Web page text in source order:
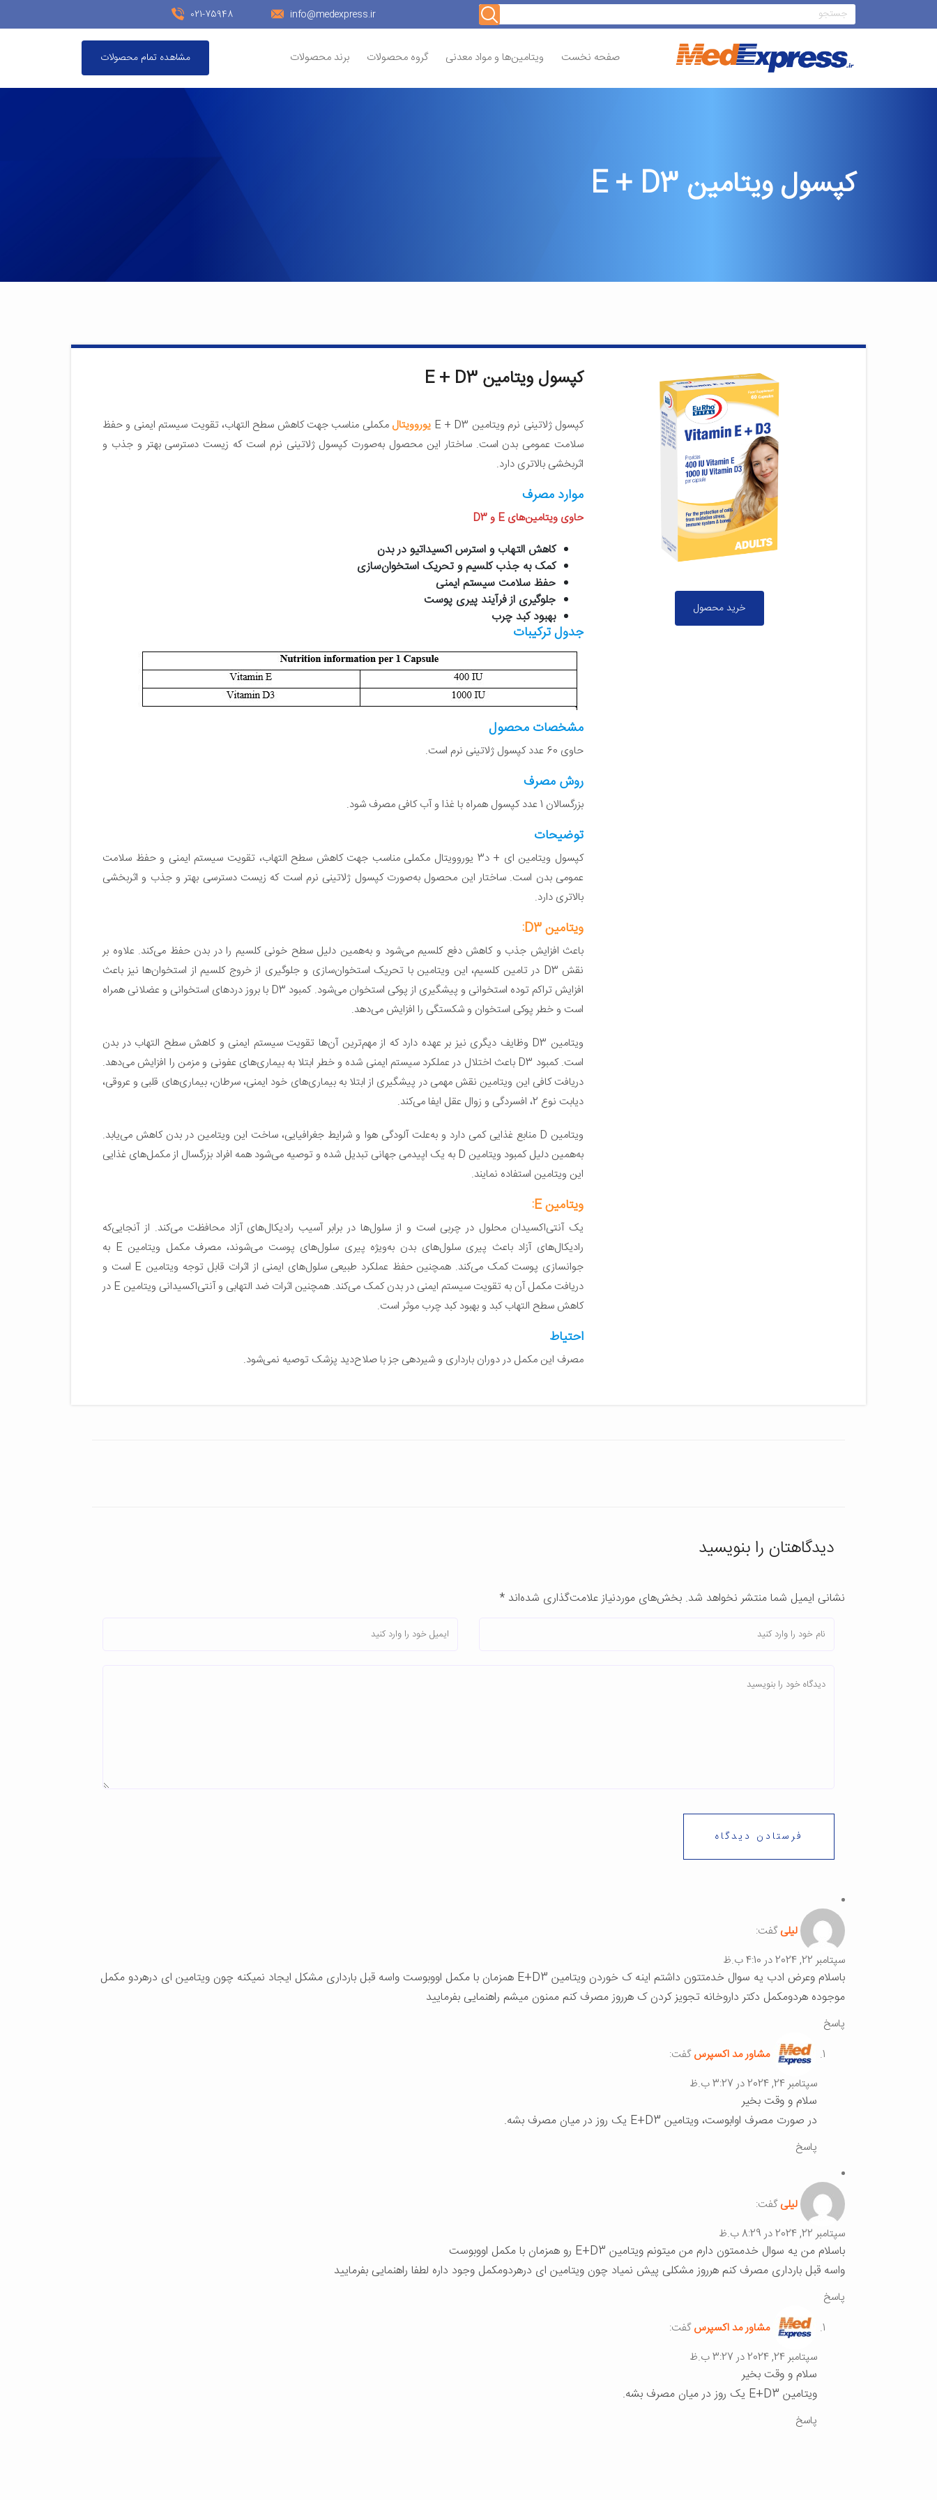
info@medexpress.ir
021-75948
صفحه نخست ویتامین‌ها و مواد معدنی گروه محصولات برند محصولات مشاهده تمام محصولات
کپسول ویتامین E + D3
خرید محصول
کپسول ویتامین E + D3
کپسول ژلاتینی نرم ویتامین E + D3 یوروویتال مکملی مناسب جهت کاهش سطح التهاب، تقویت سیستم ایمنی و حفظ
سلامت عمومی بدن است. ساختار این محصول به‌صورت کپسول ژلاتینی نرم است که زیست دسترسی بهتر و جذب و
اثربخشی بالاتری دارد.
موارد مصرف
حاوی ویتامین‌های E و D3
کاهش التهاب و استرس اکسیداتیو در بدن
کمک به جذب کلسیم و تحریک استخوان‌سازی
حفظ سلامت سیستم ایمنی
جلوگیری از فرآیند پیری پوست
بهبود کبد چرب
جدول ترکیبات
مشخصات محصول
حاوی 60 عدد کپسول ژلاتینی نرم است.
روش مصرف
بزرگسالان 1 عدد کپسول همراه با غذا و آب کافی مصرف شود.
توضیحات
کپسول ویتامین ای + د3 یوروویتال مکملی مناسب جهت کاهش سطح التهاب، تقویت سیستم ایمنی و حفظ سلامت
عمومی بدن است. ساختار این محصول به‌صورت کپسول ژلاتینی نرم است که زیست دسترسی بهتر و جذب و اثربخشی
بالاتری دارد.
ویتامین D3:
باعث افزایش جذب و کاهش دفع کلسیم می‌شود و به‌همین دلیل سطح خونی کلسیم را در بدن حفظ می‌کند. علاوه بر
نقش D3 در تامین کلسیم، این ویتامین با تحریک استخوان‌سازی و جلوگیری از خروج کلسیم از استخوان‌ها نیز باعث
افزایش تراکم توده استخوانی و پیشگیری از پوکی استخوان می‌شود. کمبود D3 با بروز دردهای استخوانی و عضلانی همراه
است و خطر پوکی استخوان و شکستگی را افزایش می‌دهد.
ویتامین D3 وظایف دیگری نیز بر عهده دارد که از مهم‌ترین آن‌ها تقویت سیستم ایمنی و کاهش سطح التهاب در بدن
است. کمبود D3 باعث اختلال در عملکرد سیستم ایمنی شده و خطر ابتلا به بیماری‌های عفونی و مزمن را افزایش می‌دهد.
دریافت کافی این ویتامین نقش مهمی در پیشگیری از ابتلا به بیماری‌های خود ایمنی، سرطان، بیماری‌های قلبی و عروقی،
دیابت نوع 2، افسردگی و زوال عقل ایفا می‌کند.
ویتامین D منابع غذایی کمی دارد و به‌علت آلودگی هوا و شرایط جغرافیایی، ساخت این ویتامین در بدن کاهش می‌یابد.
به‌همین دلیل کمبود ویتامین D به یک اپیدمی جهانی تبدیل شده و توصیه می‌شود همه افراد بزرگسال از مکمل‌های غذایی
این ویتامین استفاده نمایند.
ویتامین E:
یک آنتی‌اکسیدان محلول در چربی است و از سلول‌ها در برابر آسیب‌ رادیکال‌‌های آزاد محافظت می‌کند. از آنجایی‌که
رادیکال‌های آزاد باعث پیری سلول‌های بدن به‌ویژه پیری سلول‌های پوست می‌شوند، مصرف مکمل ویتامین E به
جوانسازی پوست کمک می‌کند. همچنین حفظ عملکرد طبیعی سلول‌های ایمنی از اثرات قابل توجه ویتامین E است و
دریافت مکمل آن به تقویت سیستم ایمنی در بدن کمک می‌کند. همچنین اثرات ضد التهابی و آنتی‌اکسیدانی ویتامین E در
کاهش سطح التهاب کبد و بهبود کبد چرب موثر است.
احتیاط
مصرف این مکمل در دوران بارداری و شیردهی جز با صلاح‌دید پزشک توصیه نمی‌شود.
دیدگاهتان را بنویسید
نشانی ایمیل شما منتشر نخواهد شد. بخش‌های موردنیاز علامت‌گذاری شده‌اند *
لیلی گفت:
سپتامبر 22, 2024 در 4:10 ب.ظ
باسلام وعرض ادب یه سوال خدمتتون داشتم اینه ک خوردن ویتامین E+D3 همزمان با مکمل اووبوست واسه قبل بارداری مشکل ایجاد نمیکنه چون ویتامین ای درهردو مکمل
موجوده هردومکمل دکتر داروخانه تجویز کردن ک هرروز مصرف کنم ممنون میشم راهنمایی بفرمایید
پاسخ
مشاور مد اکسپرس گفت:
سپتامبر 24, 2024 در 3:27 ب.ظ
سلام و وقت بخیر
در صورت مصرف اوابوست، ویتامین E+D3 یک روز در میان مصرف بشه.
پاسخ
لیلی گفت:
سپتامبر 22, 2024 در 8:29 ب.ظ
باسلام من یه سوال خدممتون دارم من میتونم ویتامین E+D3 رو همزمان با مکمل اووبوست
واسه قبل بارداری مصرف کنم هرروز مشکلی پیش نمیاد چون ویتامین ای درهردومکمل وجود داره لطفا راهنمایی بفرمایید
پاسخ
مشاور مد اکسپرس گفت:
سپتامبر 24, 2024 در 3:27 ب.ظ
سلام و وقت بخیر
ویتامین E+D3 یک روز در میان مصرف بشه.
پاسخ